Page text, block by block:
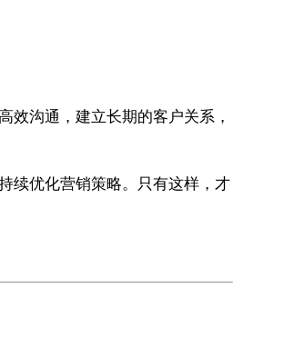
效沟通，建立长期的客户关系，
续优化营销策略。只有这样，才